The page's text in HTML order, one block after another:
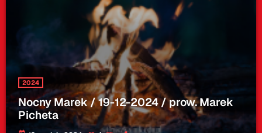
2024
Nocny Marek / 19-12-2024 / prow. Marek
Picheta